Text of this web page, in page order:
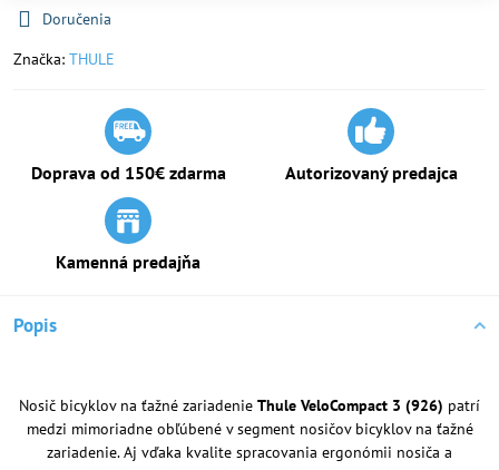
Doručenia
Značka: THULE
Doprava od 150€ zdarma Autorizovaný predajca
Kamenná predajňa
Popis
Nosič bicyklov na ťažné zariadenie Thule VeloCompact 3 (926) patrí
medzi mimoriadne obľúbené v segment nosičov bicyklov na ťažné
zariadenie. Aj vďaka kvalite spracovania ergonómii nosiča a